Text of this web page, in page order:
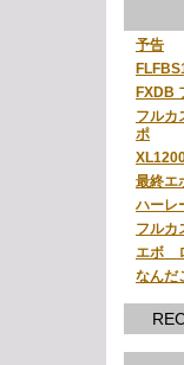
予告
FXDB
フル
ポ
最終エ
ハーレ
フル
エボ
なんだ